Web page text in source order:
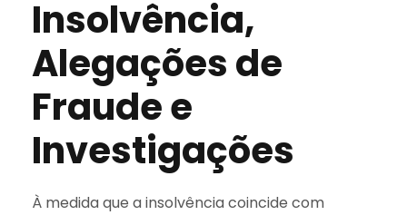
Insolvência,
Alegações de
Fraude e
Investigações
À medida que a insolvência coincide com